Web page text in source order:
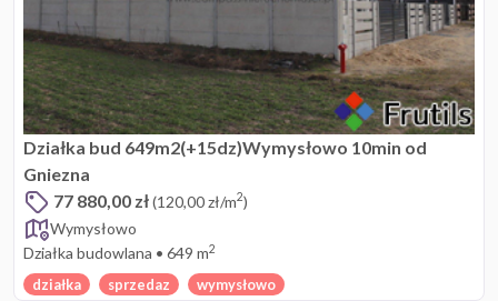
Działka bud 649m2(+15dz)Wymysłowo 10min od
Gniezna
77 880,00 zł(120,00 zł/m2)
Wymysłowo
Działka budowlana • 649 m2
działka sprzedaz wymysłowo